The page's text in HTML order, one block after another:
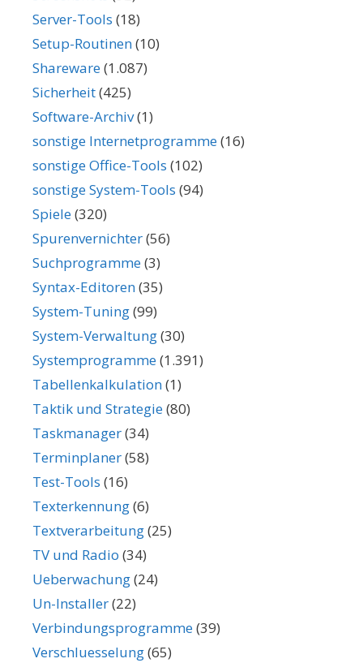
Server-Tools (18)
Setup-Routinen(10)
Shareware(1.087)
Sicherheit(425)
Software-Archiv(1)
sonstige Internetprogramme(16)
sonstige Office-Tools (102)
sonstige System-Tools (94)
Spiele(320)
Spurenvernichter(56)
Suchprogramme(3)
Syntax-Editoren(35)
System-Tuning(99)
System-Verwaltung(30)
Systemprogramme(1.391)
Tabellenkalkulation(1)
Taktik und Strategie(80)
Taskmanager(34)
Terminplaner(58)
Test-Tools (16)
Texterkennung(6)
Textverarbeitung(25)
TV und Radio (34)
Ueberwachung(24)
Un-Installer(22)
Verbindungsprogramme(39)
Verschluesselung(65)